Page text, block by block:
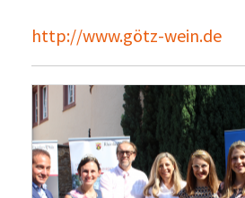
http://www.götz-wein.de